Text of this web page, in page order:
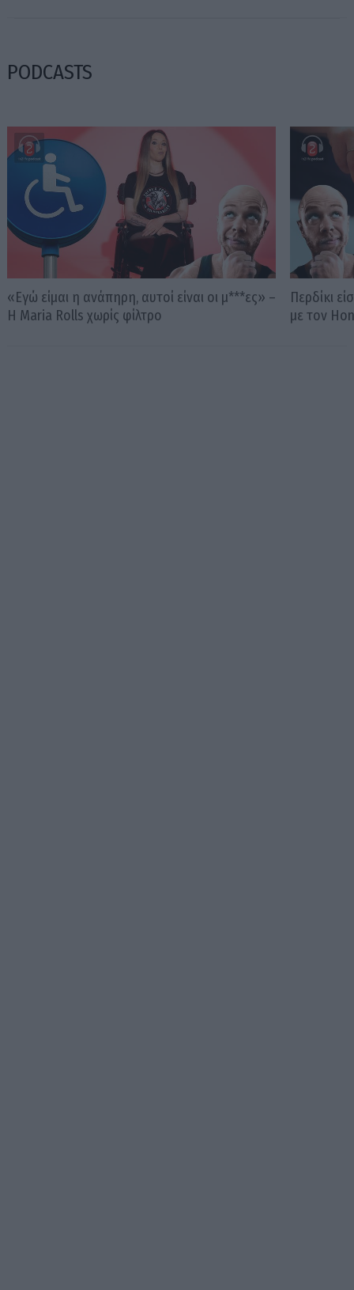
PODCASTS
«Εγώ είμαι η ανάπηρη, αυτοί είναι οι μ***ες» –
Η Maria Rolls χωρίς φίλτρο
Περδίκι
με τον